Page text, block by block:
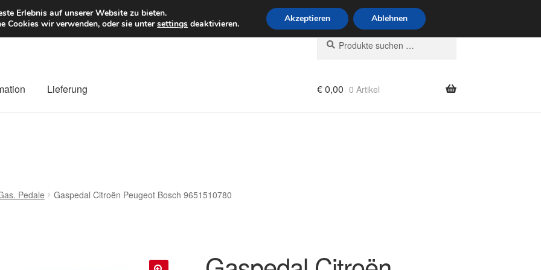
EUR Mo–Fr 9–16 Uhr · 0175 7465658
Suchen
nach:
Suchen
Lieferung €0,00 0 Artikel
Pedale Gaspedal Citroën Peugeot Bosch 9651510780
Erlebnis auf unserer Website zu bieten.
Cookies wir verwenden, oder sie untersettings deaktivieren. Akzeptieren Ablehnen